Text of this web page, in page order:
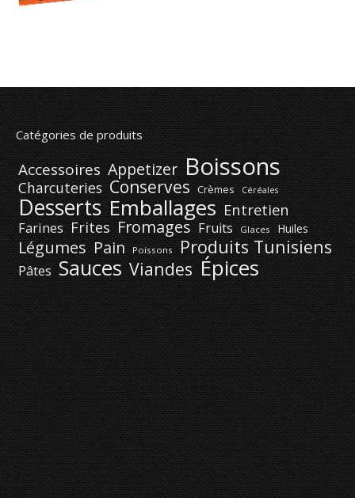
Catégories de produits
Accessoires Appetizer Boissons
Charcuteries Conserves Crèmes Céréales
Desserts Emballages Entretien
Farines Frites Fromages Fruits Glaces Huiles
Légumes Pain Poissons Produits Tunisiens
Pâtes Sauces Viandes Épices